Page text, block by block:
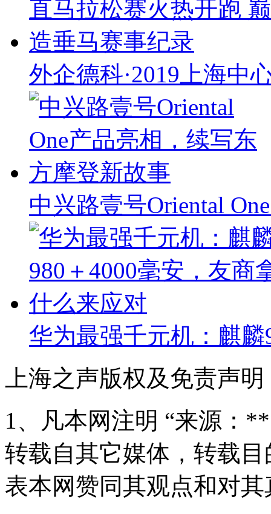
外企德科·2019上海中
中兴路壹号Oriental
华为最强千元机：麒
上海之声版权及免责声明
1、凡本网注明 “来源：
转载自其它媒体，转载
表本网赞同其观点和对